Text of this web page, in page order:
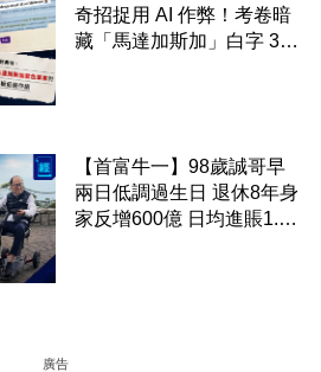
奇招捉用 AI 作弊！考卷暗
藏「馬達加斯加」白字 35
【首富牛一】98歲誠哥早
兩日低調過生日 退休8年身
家反增600億 日均進賬1.67
廣告